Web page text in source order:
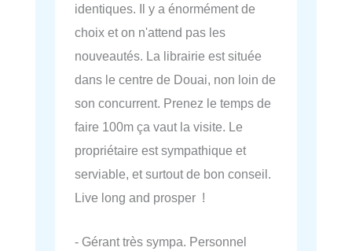
identiques. Il y a énormément de
choix et on n'attend pas les
nouveautés. La librairie est située
dans le centre de Douai, non loin de
son concurrent. Prenez le temps de
faire 100m ça vaut la visite. Le
propriétaire est sympathique et
serviable, et surtout de bon conseil.
Live long and prosper !
- Gérant très sympa. Personnel